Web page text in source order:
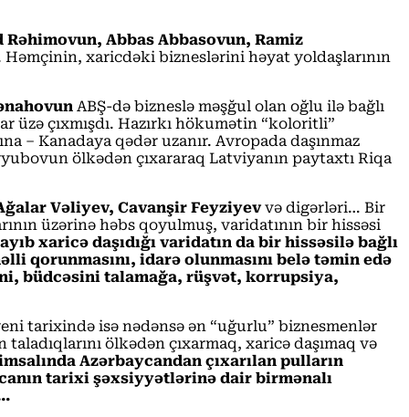
Rəhimovun, Abbas Abbasovun, Ramiz
xaricdəki bizneslərini həyat yoldaşlarının
ABŞ-də bizneslə məşğul olan oğlu ilə bağlı
çıxmışdı. Hazırkı hökumətin “koloritli”
– Kanadaya qədər uzanır. Avropada daşınmaz
ölkədən çıxararaq Latviyanın paytaxtı Riqa
Vəliyev, Cavanşir Feyziyevvə digərləri… Bir
üzərinə həbs qoyulmuş, varidatının bir hissəsi
xaricə daşıdığı varidatın da bir hissəsilə bağlı
qorunmasını, idarə olunmasını belə təmin edə
büdcəsini talamağa, rüşvət, korrupsiya,
tarixində isə nədənsə ən “uğurlu” biznesmenlər
ölkədən çıxarmaq, xaricə daşımaq və
Azərbaycandan çıxarılan pulların
tarixi şəxsiyyətlərinə dair birmənalı